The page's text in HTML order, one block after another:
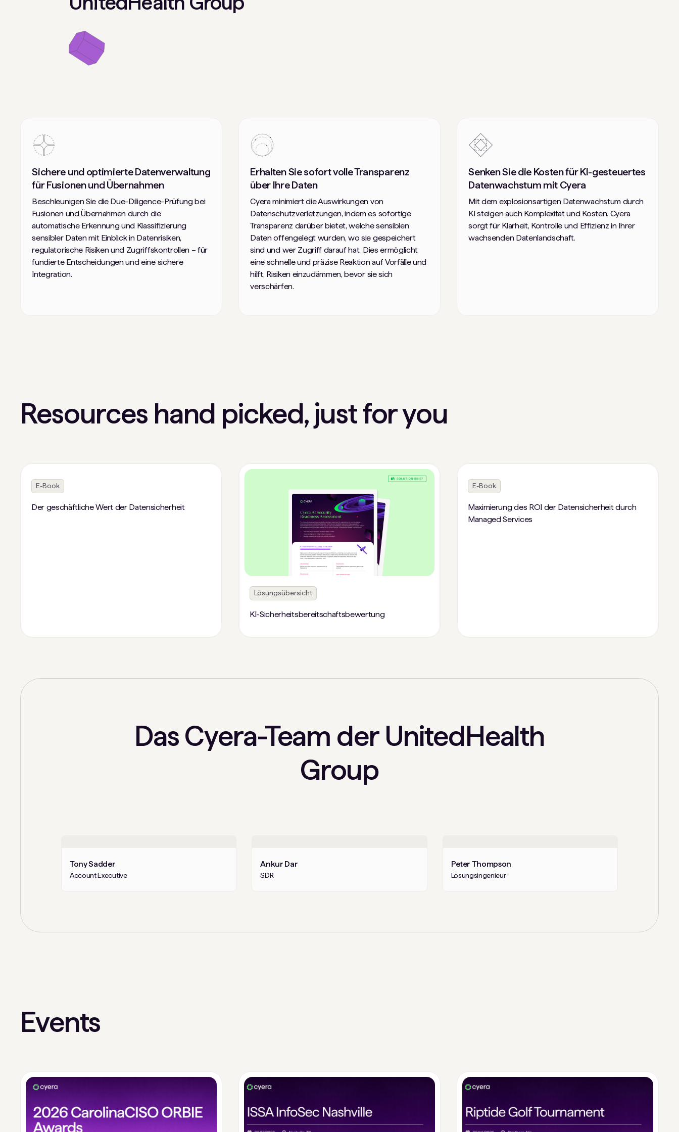
Sichere und optimierte Datenverwaltung
für Fusionen und Übernahmen
Beschleunigen Sie die Due-Diligence-Prüfung bei
Fusionen und Übernahmen durch die
automatische Erkennung und Klassifizierung
sensibler Daten mit Einblick in Datenrisiken,
regulatorische Risiken und Zugriffskontrollen – für
fundierte Entscheidungen und eine sichere
Integration.
Erhalten Sie sofort volle Transparenz
über Ihre Daten
Cyera minimiert die Auswirkungen von
Datenschutzverletzungen, indem es sofortige
Transparenz darüber bietet, welche sensiblen
Daten offengelegt wurden, wo sie gespeichert
sind und wer Zugriff darauf hat. Dies ermöglicht
eine schnelle und präzise Reaktion auf Vorfälle und
hilft, Risiken einzudämmen, bevor sie sich
verschärfen.
Senken Sie die Kosten für KI-gesteuertes
Datenwachstum mit Cyera
Mit dem explosionsartigen Datenwachstum durch
KI steigen auch Komplexität und Kosten. Cyera
sorgt für Klarheit, Kontrolle und Effizienz in Ihrer
wachsenden Datenlandschaft.
Resources hand picked, just for you
E-Book
Der geschäftliche Wert der Datensicherheit
Lösungsübersicht
KI-Sicherheitsbereitschaftsbewertung
E-Book
Maximierung des ROI der Datensicherheit durch
Managed Services
Das Cyera-Team der UnitedHealth
Group
Tony Sadder
Account Executive
Ankur Dar
SDR
Peter Thompson
Lösungsingenieur
Events